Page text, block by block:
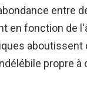
entre
en fonction de
aboutissent
propre